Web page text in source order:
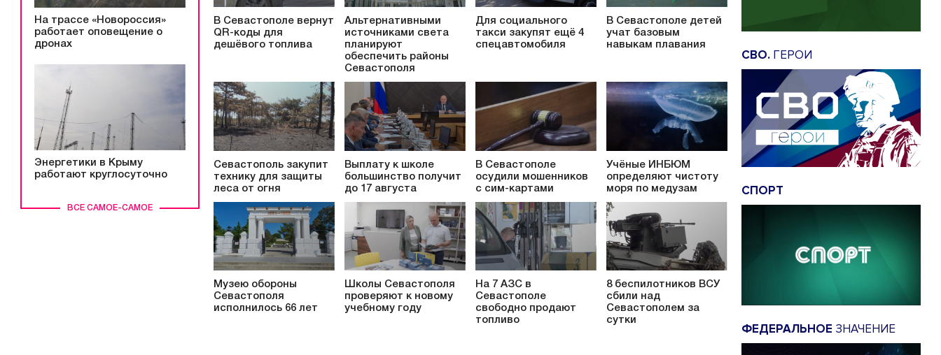
ВСЕ САМОЕ-САМОЕ
На трассе «Новороссия»
работает оповещение о
дронах
Энергетики в Крыму
работают круглосуточно
В Севастополе вернут
QR-коды для
дешёвого топлива
Альтернативными
источниками света
планируют
обеспечить районы
Севастополя
Для социального
такси закупят ещё 4
спецавтомобиля
В Севастополе детей
учат базовым
навыкам плавания
Севастополь закупит
технику для защиты
леса от огня
Выплату к школе
большинство получит
до 17 августа
В Севастополе
осудили мошенников
с сим-картами
Учёные ИНБЮМ
определяют чистоту
моря по медузам
Музею обороны
Севастополя
исполнилось 66 лет
Школы Севастополя
проверяют к новому
учебному году
На 7 АЗС в
Севастополе
свободно продают
топливо
8 беспилотников ВСУ
сбили над
Севастополем за
сутки
СВО. ГЕРОИ
СПОРТ
ФЕДЕРАЛЬНОЕ ЗНАЧЕНИЕ